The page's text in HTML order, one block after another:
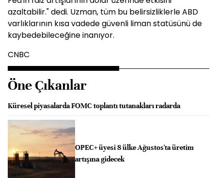
azaltabilir." dedi. Uzman, tüm bu belirsizliklerle ABD
varlıklarının kısa vadede güvenli liman statüsünü de
kaybedebileceğine inanıyor.
CNBC
Öne Çıkanlar
Küresel piyasalarda FOMC toplantı tutanakları radarda
OPEC+ üyesi 8 ülke Ağustos'ta üretim
artışına gidecek